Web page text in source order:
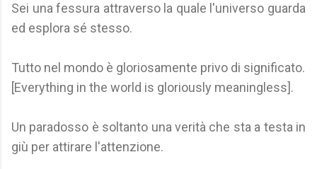
Sei una fessura attraverso la quale l'universo guarda
ed esplora sé stesso.
Tutto nel mondo è gloriosamente privo di significato.
[Everything in the world is gloriously meaningless].
Un paradosso è soltanto una verità che sta a testa in
giù per attirare l'attenzione.